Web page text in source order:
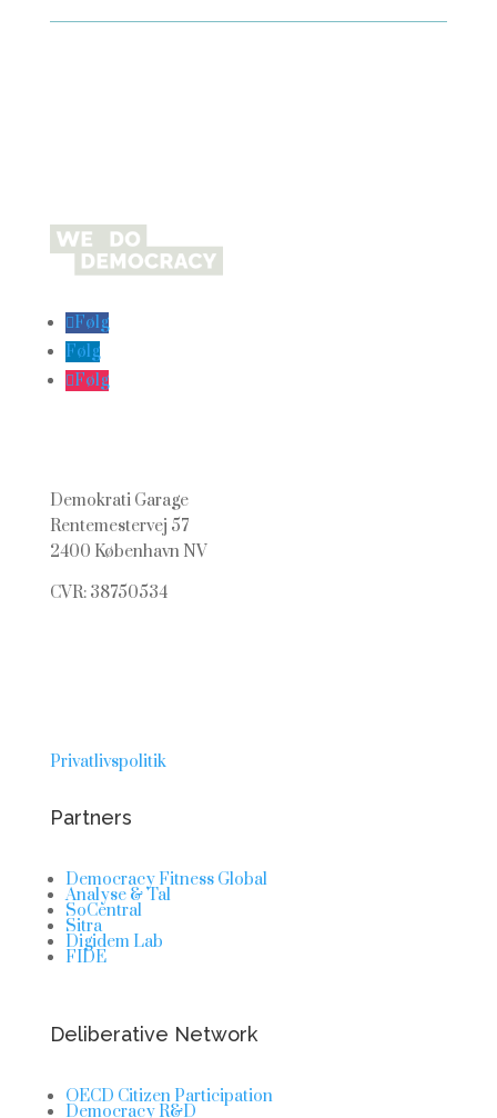
Følg
Følg
Følg
Demokrati Garage
Rentemestervej 57
2400 København NV
CVR: 38750534
Privatlivspolitik
Partners
Democracy Fitness Global
Analyse & Tal
SoCentral
Sitra
Digidem Lab
FIDE
Deliberative Network
OECD Citizen Participation
Democracy R&D